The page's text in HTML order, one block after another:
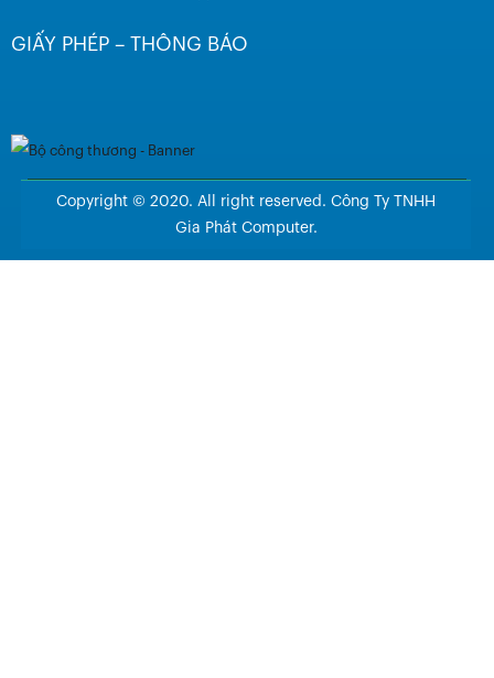
GIẤY PHÉP – THÔNG BÁO
Copyright © 2020. All right reserved. Công Ty TNHH
Gia Phát Computer.